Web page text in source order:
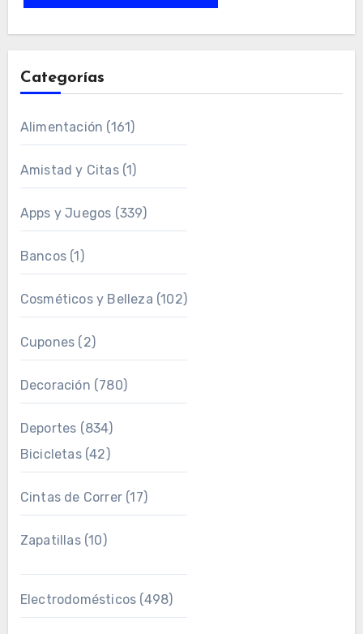
Categorías
Alimentación (161)
Amistad y Citas(1)
Apps y Juegos (339)
Bancos(1)
Cosméticos y Belleza (102)
Cupones (2)
Decoración (780)
Deportes (834)
Bicicletas(42)
Cintas de Correr(17)
Zapatillas(10)
Electrodomésticos (498)